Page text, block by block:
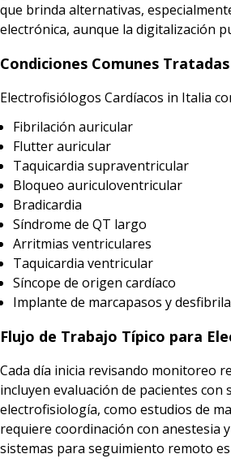
que brinda alternativas,
electrónica, aunque la digitalización
Condiciones Comunes
Electrofisiólogos Cardíacos in Italia
Fibrilación auricular
Flutter auricular
Taquicardia supraventricular
Bloqueo auriculoventricular
Bradicardia
Síndrome de QT largo
Arritmias ventriculares
Taquicardia ventricular
Síncope de origen cardíaco
Implante de marcapasos y
Flujo de Trabajo Típico para
Cada día inicia revisando monitoreo
incluyen evaluación de pacientes
electrofisiología, como estudios de
requiere coordinación con anestesia
sistemas para seguimiento remoto es